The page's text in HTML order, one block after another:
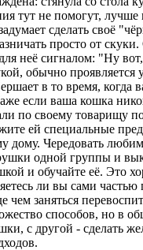
тут не помогут,
сделать своё
просто от
неё сигналом: "Ну
обычно
в то время,
если ваша кошка
по своему товарищу
ей специальные
дому. Чередовать
одной группы и
и обучайте её. Это
ли вы сами
чем заняться
способов, но в
с другой - сделать